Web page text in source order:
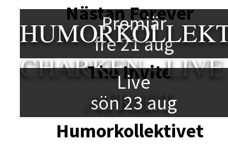
Nästan Forever
Premiär
fre 21 aug
The Invite
CHARKEN -
ATRIET
Live
sön 23 aug
Humorkollektivet